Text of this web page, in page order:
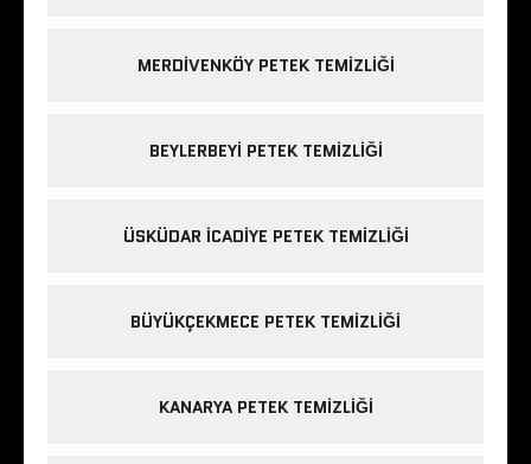
MERDIVENKÖY PETEK TEMIZLIĞI
BEYLERBEYI PETEK TEMIZLIĞI
ÜSKÜDAR ICADIYE PETEK TEMIZLIĞI
BÜYÜKÇEKMECE PETEK TEMIZLIĞI
KANARYA PETEK TEMIZLIĞI